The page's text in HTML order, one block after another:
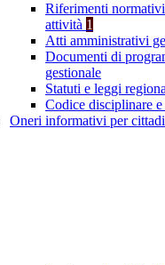
Riferimenti
attività 1
Atti amministrativi
Documenti di
gestionale
Statuti e leggi
Codice disciplinare
Oneri informativi per